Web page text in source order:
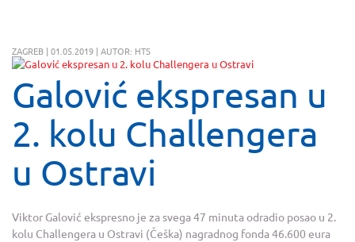
ZAGREB | 01.05.2019 | AUTOR: HTS
Galović ekspresan u
2. kolu Challengera
u Ostravi
Viktor Galović ekspresno je za svega 47 minuta odradio posao u 2.
kolu Challengera u Ostravi (Češka) nagradnog fonda 46.600 eura